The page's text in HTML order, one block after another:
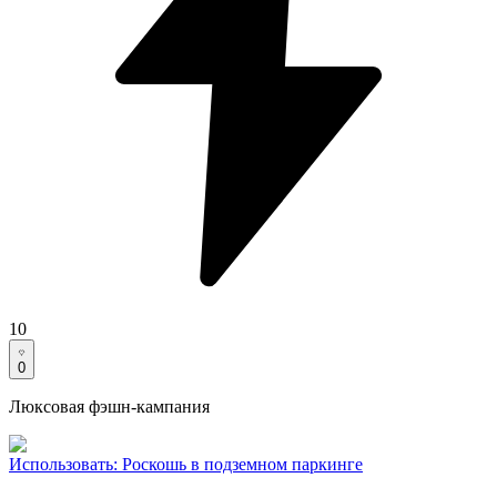
10
0
Люксовая фэшн-кампания
Использовать: Роскошь в подземном паркинге